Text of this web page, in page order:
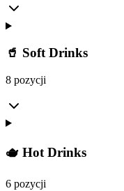
🥤 Soft Drinks
8 pozycji
🫖 Hot Drinks
6 pozycji